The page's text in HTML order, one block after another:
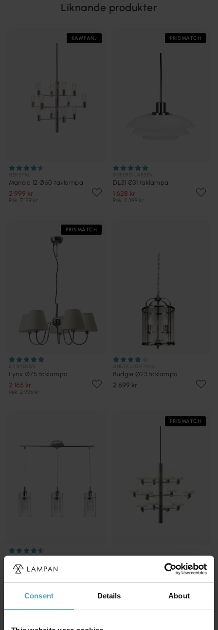
Consent Details About
Liknande produkter
KAMPANJ
Manola 12 Ø60 taklampa
2 999 kr
Rek. 7 139 kr
PRISMATCH
DL31 Ø31 taklampa
1 628 kr
Rek. 2 399 kr
PRISMATCH
Lynx Ø75 taklampa
2 165 kr
Rek. 2 995 kr
Budgie Ø23 taklampa
2 699 kr
SEARCHLIGHT
Duo 70cm taklampa
1 599 kr
PRISMATCH
Gil Ø67 taklampa
Rek. 5 999 kr